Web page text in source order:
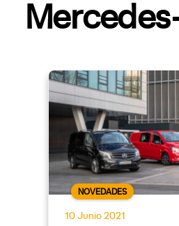
NOVEDADES
10 Junio 2021